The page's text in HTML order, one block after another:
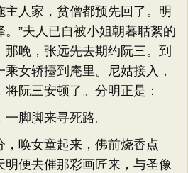
人家，贫僧都预先回了。明
。”夫人已自被小姐朝暮聒絮的
晚，张远先去期约阮三。到
女轿擡到庵里。尼姑接入，
阮三安顿了。分明正是：
脚脚来寻死路。
唤女童起来，佛前烧香点
明便去催那彩画匠来，与圣像